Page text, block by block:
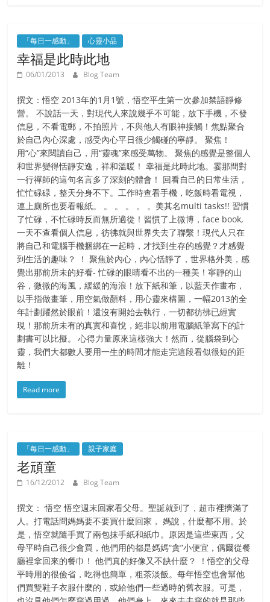
「每日一感動」 心靈小品
幸福是此時此地
06/01/2013 Blog Team
撰文：悟空 2013年的1月1號，悟空平生第一次參加禁語靜修
營。 不說話一天，對現代人來說幾乎不可能，放下手機，不發
信息，不看電郵，不拍照片，不與他人有眼神接觸！焦點聚合
於自己內心深處，感受內心平日很少觸碰的寧靜。 聚焦！
用“心”來閱讀自己，用“靈魂”來感受萬物。 聚焦的感覺是整個人
和世界變得恬靜安逸，祥和溫暖！ 幸福是此時此地。霎那間對
一行禪師的這句名言多了深刻的體會！ 回看自己的日常生活，
忙忙碌碌，整天分身不下。工作時查看手機，吃飯時看電視，
連上廁所也要看報紙。 。 。 。 。 。美其名multi tasks!! 習慣
了忙碌，不忙碌時反而無所適從！習慣了上微博，face book,
一天不查看個人信息，彷彿就與世界失去了聯繫！現代人只在
將自己和電腦手機捆綁在一起時，才找到生存的感覺？才感覺
到生活的趣味？ ！ 聚焦於內心，內心恬靜了，世界格外美，感
覺出那前所未的好看- 忙碌的眼睛看不出的一種美！寧靜的山
谷，微微的海風，緩緩的海浪！放下紙和筆，以藍天作畫布，
以手指做畫筆，用空氣做顏料，用心靈來構圖，一幅2013的全
年計劃躍然於眼前！還沒有開始去執行，一切都彷彿已經實
現！那前所未有的真實和喜悅，絕非以前用電腦紙筆寫下的計
劃書可以比擬。 心得力量原來這樣強大！然而，從腦袋到心
靈，我們大都數人要用一生的時間才能走完這段看似很短的距
離！
Read more
「每日一感動」 親子家庭
老頑童
16/12/2012 Blog Team
撰文： 悟空 悟空週末回家看父母。聖誕就到了，超市裡擠滿了
人。打電話問媽媽要不要買什麼回家， 媽說，什麼都不用。於
是，悟空就隨手買了兩包抹手紙和紙巾。原因是這些東西，父
母平時自己很少會買，他們用的都是媽媽“貪”小便宜，偶爾從餐
廳裡拿回來的餐巾！ 他們真的好像又不缺什麼？ ！悟空的父母
平時用的很儉省，吃得也簡單，粗茶淡飯。每年悟空也會幫他
們買雙鞋子衣服什麼的，或給他們一些過時的舊衣服。可是，